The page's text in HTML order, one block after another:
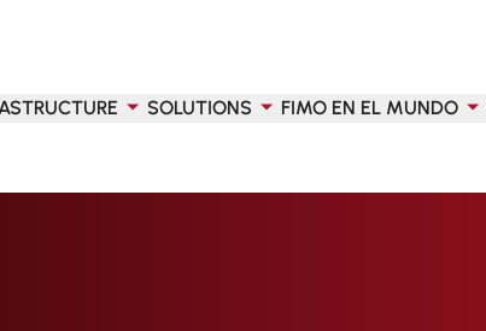
SOLUTIONS FIMO EN EL MUNDO